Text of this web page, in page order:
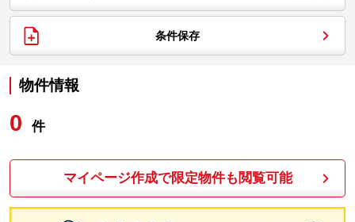
条件保存
物件情報
0 件
マイページ作成で限定物件も閲覧可能